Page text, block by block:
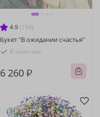
4.9 (194)
Букет "В ожидании счастья"
В наличии
6 260 ₽